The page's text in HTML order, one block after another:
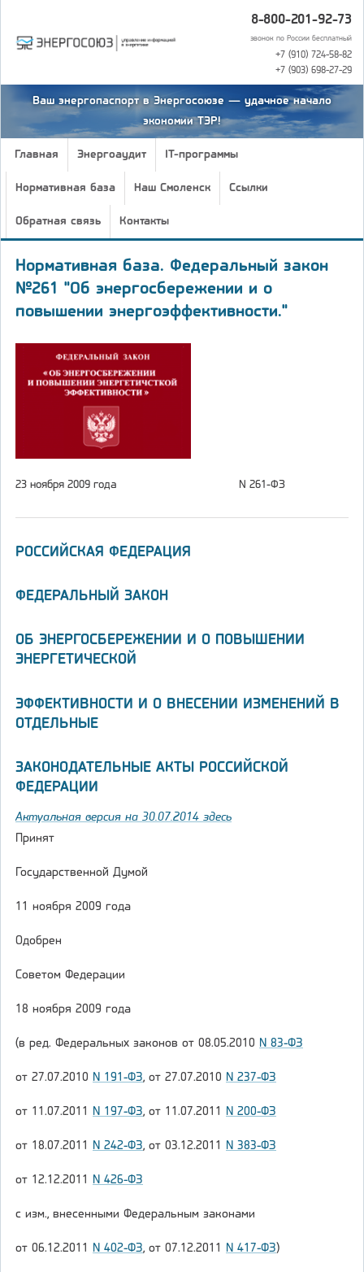
8-800-201-92-73
звонок по России бесплатный
+7 (910) 724-58-82
+7 (903) 698-27-29
Ваш энергопаспорт в Энергосоюзе — удачное начало
экономии ТЭР!
Главная Энергоаудит IT-программы
Нормативная база Наш Смоленск Ссылки
Обратная связь Контакты
Нормативная база. Федеральный закон
№261 "Об энергосбережении и о
повышении энергоэффективности."
23 ноября 2009 года N 261-ФЗ
РОССИЙСКАЯ ФЕДЕРАЦИЯ
ФЕДЕРАЛЬНЫЙ ЗАКОН
ОБ ЭНЕРГОСБЕРЕЖЕНИИ И О ПОВЫШЕНИИ
ЭНЕРГЕТИЧЕСКОЙ
ЭФФЕКТИВНОСТИ И О ВНЕСЕНИИ ИЗМЕНЕНИЙ В
ОТДЕЛЬНЫЕ
ЗАКОНОДАТЕЛЬНЫЕ АКТЫ РОССИЙСКОЙ
ФЕДЕРАЦИИ
Актуальная версия на 30.07.2014 здесь
Принят
Государственной Думой
11 ноября 2009 года
Одобрен
Советом Федерации
18 ноября 2009 года
(в ред. Федеральных законов от 08.05.2010 N 83-ФЗ
от 27.07.2010 N 191-ФЗ, от 27.07.2010 N 237-ФЗ
от 11.07.2011 N 197-ФЗ, от 11.07.2011 N 200-ФЗ
от 18.07.2011 N 242-ФЗ, от 03.12.2011 N 383-ФЗ
от 12.12.2011 N 426-ФЗ
с изм., внесенными Федеральным законами
от 06.12.2011 N 402-ФЗ, от 07.12.2011 N 417-ФЗ)